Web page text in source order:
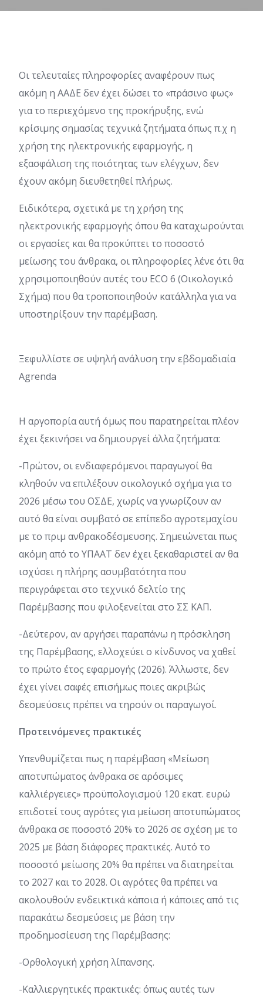
Οι τελευταίες πληροφορίες αναφέρουν πως
ακόμη η ΑΑΔΕ δεν έχει δώσει το «πράσινο φως»
για το περιεχόμενο της προκήρυξης, ενώ
κρίσιμης σημασίας τεχνικά ζητήματα όπως π.χ η
χρήση της ηλεκτρονικής εφαρμογής, η
εξασφάλιση της ποιότητας των ελέγχων, δεν
έχουν ακόμη διευθετηθεί πλήρως.
Ειδικότερα, σχετικά με τη χρήση της
ηλεκτρονικής εφαρμογής όπου θα καταχωρούνται
οι εργασίες και θα προκύπτει το ποσοστό
μείωσης του άνθρακα, οι πληροφορίες λένε ότι θα
χρησιμοποιηθούν αυτές του ECO 6 (Οικολογικό
Σχήμα) που θα τροποποιηθούν κατάλληλα για να
υποστηρίξουν την παρέμβαση.
Ξεφυλλίστε σε υψηλή ανάλυση την εβδομαδιαία
Agrenda
Η αργοπορία αυτή όμως που παρατηρείται πλέον
έχει ξεκινήσει να δημιουργεί άλλα ζητήματα:
-Πρώτον, οι ενδιαφερόμενοι παραγωγοί θα
κληθούν να επιλέξουν οικολογικό σχήμα για το
2026 μέσω του ΟΣΔΕ, χωρίς να γνωρίζουν αν
αυτό θα είναι συμβατό σε επίπεδο αγροτεμαχίου
με το πριμ ανθρακοδέσμευσης. Σημειώνεται πως
ακόμη από το ΥΠΑΑΤ δεν έχει ξεκαθαριστεί αν θα
ισχύσει η πλήρης ασυμβατότητα που
περιγράφεται στο τεχνικό δελτίο της
Παρέμβασης που φιλοξενείται στο ΣΣ ΚΑΠ.
-Δεύτερον, αν αργήσει παραπάνω η πρόσκληση
της Παρέμβασης, ελλοχεύει ο κίνδυνος να χαθεί
το πρώτο έτος εφαρμογής (2026). Άλλωστε, δεν
έχει γίνει σαφές επισήμως ποιες ακριβώς
δεσμεύσεις πρέπει να τηρούν οι παραγωγοί.
Προτεινόμενες πρακτικές
Υπενθυμίζεται πως η παρέμβαση «Μείωση
αποτυπώµατος άνθρακα σε αρόσιµες
καλλιέργειες» προϋπολογισμού 120 εκατ. ευρώ
επιδοτεί τους αγρότες για µείωση αποτυπώµατος
άνθρακα σε ποσοστό 20% το 2026 σε σχέση µε το
2025 µε βάση διάφορες πρακτικές. Αυτό το
ποσοστό µείωσης 20% θα πρέπει να διατηρείται
το 2027 και το 2028. Οι αγρότες θα πρέπει να
ακολουθούν ενδεικτικά κάποια ή κάποιες από τις
παρακάτω δεσµεύσεις με βάση την
προδημοσίευση της Παρέμβασης:
-Ορθολογική χρήση λίπανσης.
-Καλλιεργητικές πρακτικές: όπως αυτές των